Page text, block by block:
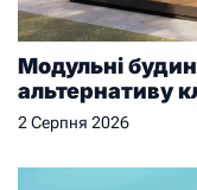
Модульні
альтернативу
2 Серпня 2026